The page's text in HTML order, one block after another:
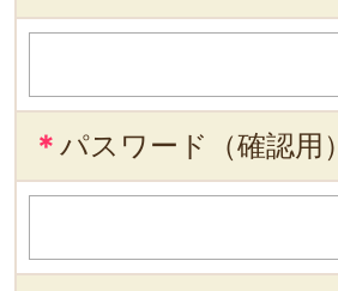
＊ パスワード（確認用）